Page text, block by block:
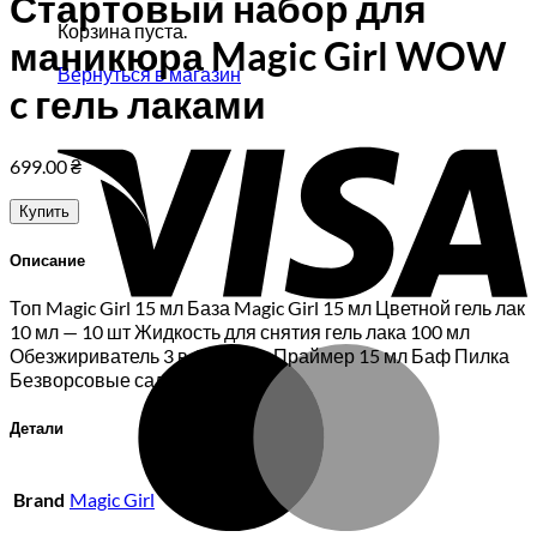
Корзина пуста.
Вернуться в магазин
маникюра Magic Girl WOW
c гель лаками
699.00₴
Купить
Описание
Топ Magic Girl 15 мл База Magic Girl 15 мл Цветной гель лак
10 мл — 10 шт Жидкость для снятия гель лака 100 мл
Обезжириватель 3 в 1, 100 мл Праймер 15 мл Баф Пилка
Безворсовые салфетки
Детали
Brand Magic Girl